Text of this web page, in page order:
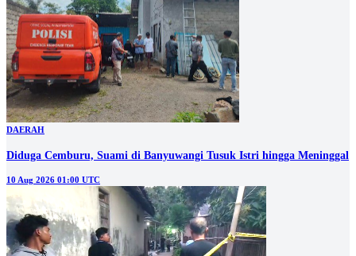
DAERAH
Diduga Cemburu, Suami di Banyuwangi Tusuk Istri hingga Meninggal
10 Aug 2026 01:00 UTC